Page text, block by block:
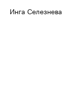
Инга Селезнева